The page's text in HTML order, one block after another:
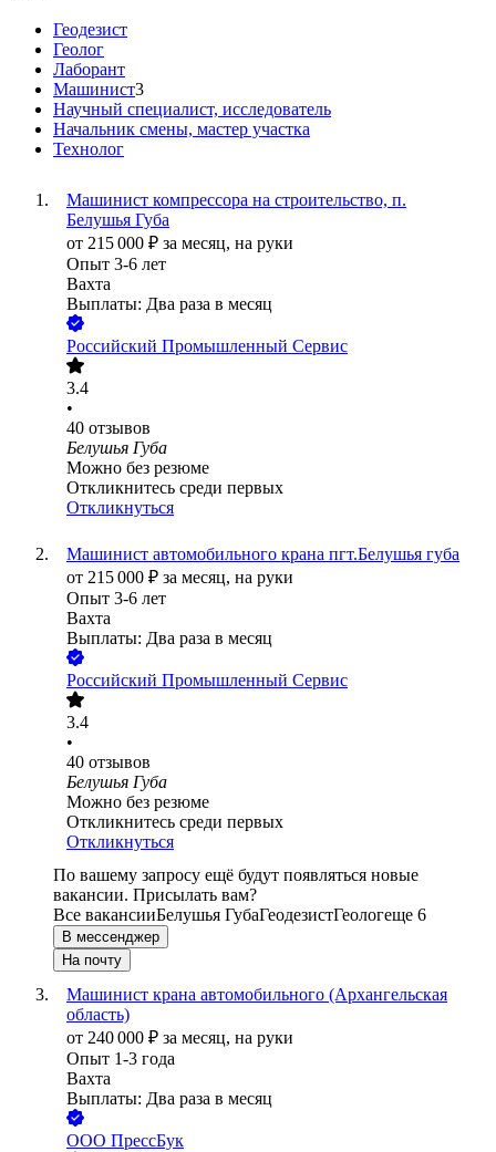
Геодезист
Геолог
Лаборант
Машинист3
Научный специалист, исследователь
Начальник смены, мастер участка
Технолог
Машинист компрессора на строительство, п.
Белушья Губа
от 215 000 ₽ за месяц, на руки
Опыт 3-6 лет
Вахта
Выплаты: Два раза в месяц
Российский Промышленный Сервис
3.4
•
40 отзывов
Белушья Губа
Можно без резюме
Откликнитесь среди первых
Откликнуться
Машинист автомобильного крана пгт.Белушья губа
от 215 000 ₽ за месяц, на руки
Опыт 3-6 лет
Вахта
Выплаты: Два раза в месяц
Российский Промышленный Сервис
3.4
•
40 отзывов
Белушья Губа
Можно без резюме
Откликнитесь среди первых
Откликнуться
По вашему запросу ещё будут появляться новые
вакансии. Присылать вам?
Все вакансииБелушья ГубаГеодезистГеологеще 6
В мессенджер
На почту
Машинист крана автомобильного (Архангельская
область)
от 240 000 ₽ за месяц, на руки
Опыт 1-3 года
Вахта
Выплаты: Два раза в месяц
ООО ПрессБук